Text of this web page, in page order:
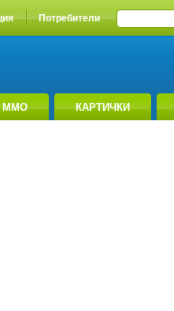
Потребители
MMO КАРТИЧКИ